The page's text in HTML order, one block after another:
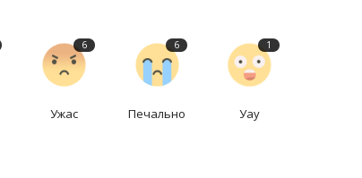
6
Ужас
6
Печально
1
Уау